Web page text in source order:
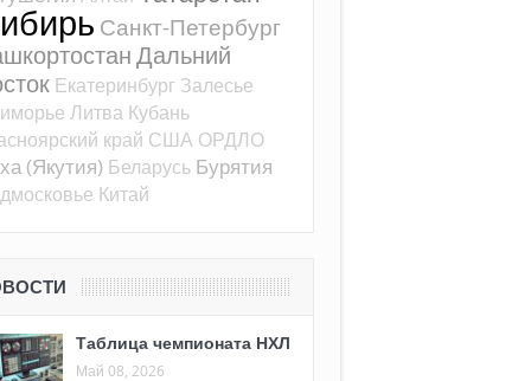
Санкт-Петербург
Дальний
Екатеринбург Залесье
Литва Кубань
край США ОРДЛО
(Якутия) Беларусь Бурятия
Китай
Таблица чемпионата НХЛ
Май 08, 2026